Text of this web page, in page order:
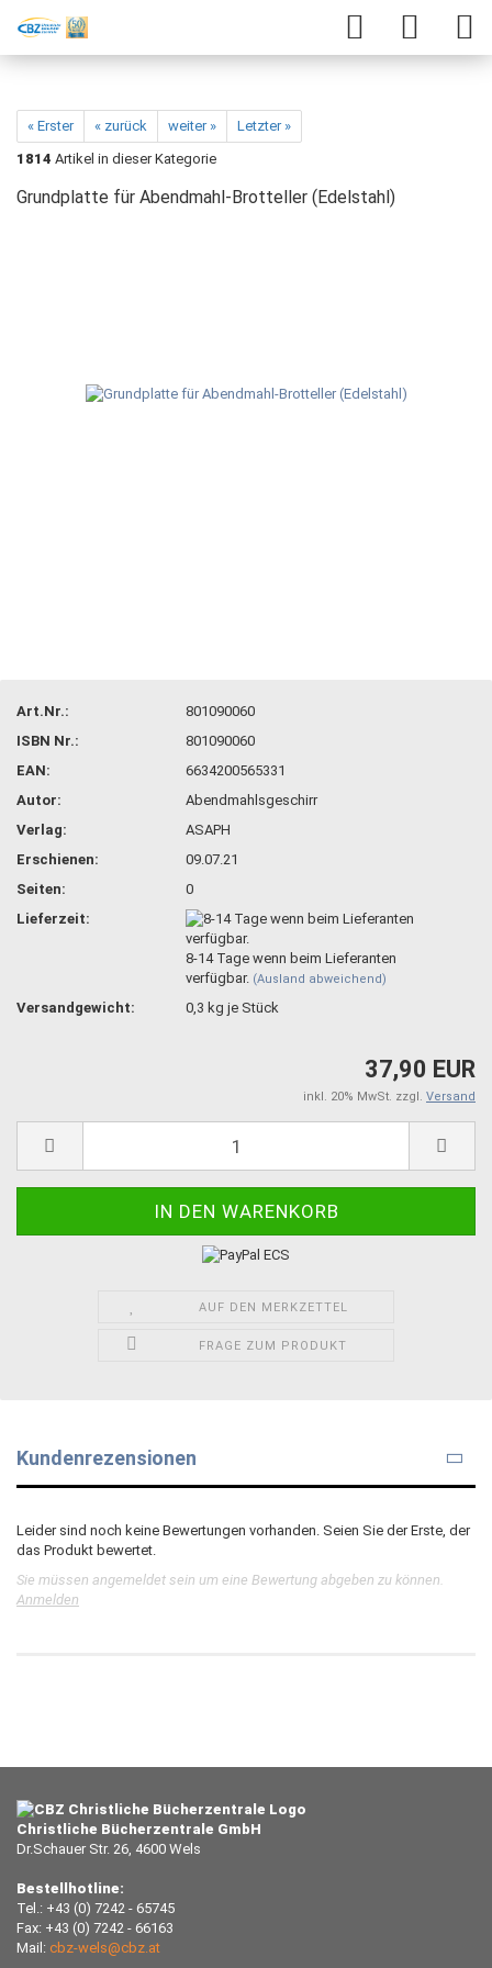
« Erster « zurück weiter »
Letzter »
1814 Artikel in dieser Kategorie
Grundplatte für Abendmahl-Brotteller (Edelstahl)
Art.Nr.:
801090060
ISBN Nr.:
801090060
EAN:
6634200565331
Autor:
Abendmahlsgeschirr
Verlag:
ASAPH
Erschienen:
09.07.21
Seiten:
0
Lieferzeit:
8-14 Tage wenn beim Lieferanten
verfügbar. (Ausland abweichend)
Versandgewicht: 0,3 kg je Stück
37,90 EUR
inkl. 20% MwSt. zzgl. Versand
AUF DEN MERKZETTEL
FRAGE ZUM PRODUKT
Kundenrezensionen
Leider sind noch keine Bewertungen vorhanden. Seien Sie der Erste, der
das Produkt bewertet.
Sie müssen angemeldet sein um eine Bewertung abgeben zu können.
Anmelden
Christliche Bücherzentrale GmbH
Dr.Schauer Str. 26, 4600 Wels
Bestellhotline:
Tel.: +43 (0) 7242 - 65745
Fax: +43 (0) 7242 - 66163
Mail: cbz-wels@cbz.at